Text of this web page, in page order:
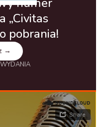
„Civitas
pobrania!
→